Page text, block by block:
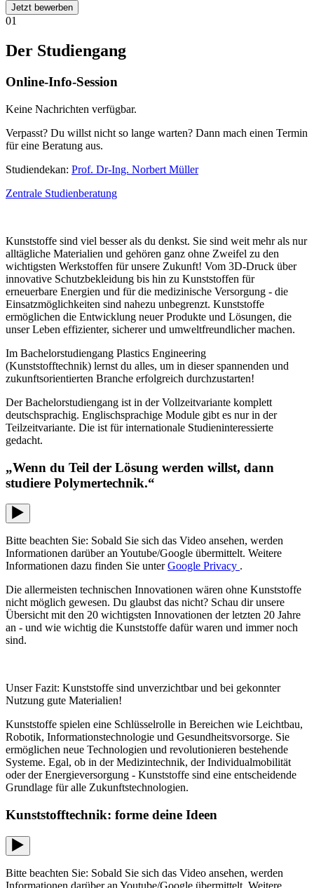
Jetzt bewerben
01
Der Studiengang
Online-Info-Session
Keine Nachrichten verfügbar.
Verpasst? Du willst nicht so lange warten? Dann mach einen Termin
für eine Beratung aus.
Studiendekan: Prof. Dr-Ing. Norbert Müller
Zentrale Studienberatung
Kunststoffe sind viel besser als du denkst. Sie sind weit mehr als nur
alltägliche Materialien und gehören ganz ohne Zweifel zu den
wichtigsten Werkstoffen für unsere Zukunft! Vom 3D-Druck über
innovative Schutzbekleidung bis hin zu Kunststoffen für
erneuerbare Energien und für die medizinische Versorgung - die
Einsatzmöglichkeiten sind nahezu unbegrenzt. Kunststoffe
ermöglichen die Entwicklung neuer Produkte und Lösungen, die
unser Leben effizienter, sicherer und umweltfreundlicher machen.
Im Bachelorstudiengang Plastics Engineering
(Kunststofftechnik) lernst du alles, um in dieser spannenden und
zukunftsorientierten Branche erfolgreich durchzustarten!
Der Bachelorstudiengang ist in der Vollzeitvariante komplett
deutschsprachig. Englischsprachige Module gibt es nur in der
Teilzeitvariante. Die ist für internationale Studieninteressierte
gedacht.
„Wenn du Teil der Lösung werden willst, dann
studiere Polymertechnik.“
Bitte beachten Sie: Sobald Sie sich das Video ansehen, werden
Informationen darüber an Youtube/Google übermittelt. Weitere
Informationen dazu finden Sie unterGoogle Privacy .
Die allermeisten technischen Innovationen wären ohne Kunststoffe
nicht möglich gewesen. Du glaubst das nicht? Schau dir unsere
Übersicht mit den 20 wichtigsten Innovationen der letzten 20 Jahre
an - und wie wichtig die Kunststoffe dafür waren und immer noch
sind.
Unser Fazit: Kunststoffe sind unverzichtbar und bei gekonnter
Nutzung gute Materialien!
Kunststoffe spielen eine Schlüsselrolle in Bereichen wie Leichtbau,
Robotik, Informationstechnologie und Gesundheitsvorsorge. Sie
ermöglichen neue Technologien und revolutionieren bestehende
Systeme. Egal, ob in der Medizintechnik, der Individualmobilität
oder der Energieversorgung - Kunststoffe sind eine entscheidende
Grundlage für alle Zukunftstechnologien.
Kunststofftechnik: forme deine Ideen
Bitte beachten Sie: Sobald Sie sich das Video ansehen, werden
Informationen darüber an Youtube/Google übermittelt. Weitere